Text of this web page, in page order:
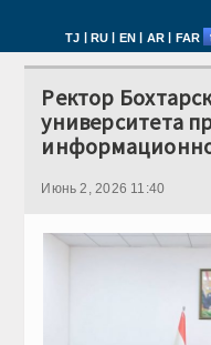
TJ | RU | EN | AR | FAR
Ректор
университета
Июнь 2, 2026 11:40